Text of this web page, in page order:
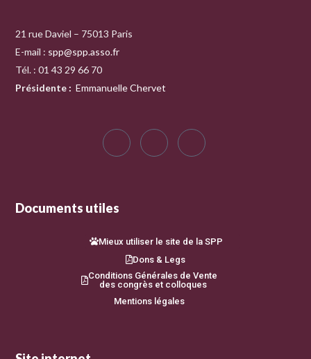
21 rue Daviel – 75013 Paris
E-mail : spp@spp.asso.fr
Tél. : 01 43 29 66 70
Présidente : Emmanuelle Chervet
Documents utiles
Mieux utiliser le site de la SPP
Dons & Legs
Conditions Générales de Vente
des congrès et colloques
Mentions légales